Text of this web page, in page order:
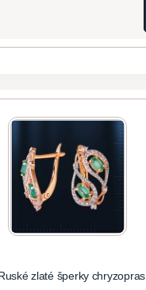
zlaté šperky chryzopras